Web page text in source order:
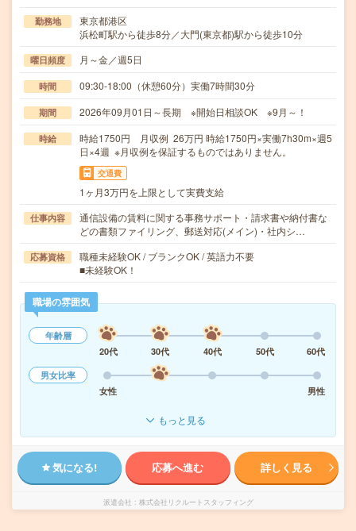
勤務地
東京都港区
浜松町駅から徒歩8分／大門(東京都)駅から徒歩10分
曜日頻度 月～金／週5日
時間 09:30-18:00（休憩60分）実働7時間30分
期間 2026年09月01日～長期 ※開始日相談OK ※9月～！
時給
時給1750円 月収例 26万円 時給1750円×実働7h30m×週5
日×4週 ※月収例を保証するものではありません。
交通費
1ヶ月3万円を上限として実費支給
仕事内容
通信設備の賃料に関する事務サポート・請求書や納付書な
どの書類ファイリング、郵送対応(メイン)・社内シ…
応募資格
職種未経験OK / ブランクOK / 英語力不要
■未経験OK！
職場の雰囲気
年齢層
20代
30代 40代 50代
60代
男女比率
女性
男性
もっと見る
気になる! 応募へ進む 詳しく見る
派遣会社 株式会社リクルートスタッフィング